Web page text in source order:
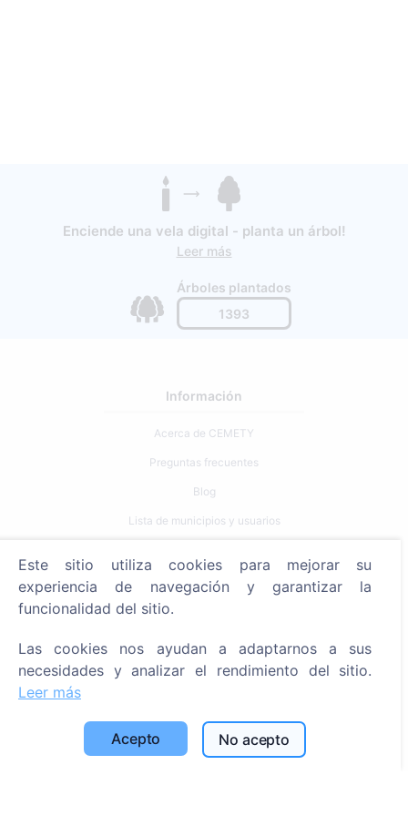
Enciende una vela digital - planta un árbol!
Leer más
Árboles plantados
1393
Información
Acerca de CEMETY
Preguntas frecuentes
Blog
Lista de municipios y usuarios
Política de pagos
Configuración de cookies
Búsqueda
Servicios
Este sitio utiliza cookies para mejorar su
experiencia de navegación y garantizar la
funcionalidad del sitio.
Las cookies nos ayudan a adaptarnos a sus
necesidades y analizar el rendimiento del sitio.
Leer más
Acepto No acepto